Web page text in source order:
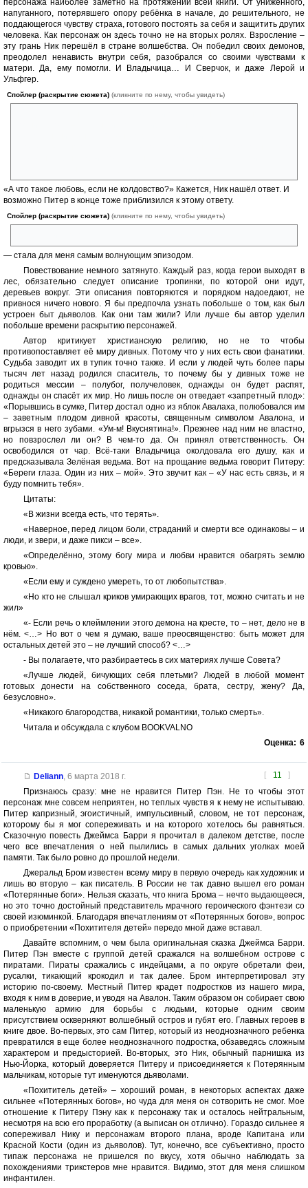
персонажа наиболее заметно на протяжении всей книги. От униженного,
напуганного, потерявшего опору ребёнка в начале, до решительного, не
поддающегося чувству страха, готового постоять за себя и защитить других
человека. Как персонаж он здесь точно не на вторых ролях. Взросление –
эту грань Ник перешёл в стране волшебства. Он победил своих демонов,
преодолел ненависть внутри себя, разобрался со своими чувствами к
матери. Да, ему помогли. И Владычица… И Сверчок, и даже Лерой и
Ульфгер.
Спойлер (раскрытие сюжета) (кликните по нему, чтобы увидеть)
«А что такое любовь, если не колдовство?» Кажется, Ник нашёл ответ. И
возможно Питер в конце тоже приблизился к этому ответу.
Спойлер (раскрытие сюжета) (кликните по нему, чтобы увидеть)
— стала для меня самым волнующим эпизодом.
Повествование немного затянуто. Каждый раз, когда герои выходят в
лес, обязательно следует описание тропинки, по которой они идут,
деревьев вокруг. Эти описания повторяются и порядком надоедают, не
привнося ничего нового. Я бы предпочла узнать побольше о том, как был
устроен быт дьяволов. Как они там жили? Или лучше бы автор уделил
побольше времени раскрытию персонажей.
Автор критикует христианскую религию, но не то чтобы
противопоставляет её миру дивных. Потому что у них есть свои фанатики.
Судьба заводит их в тупик точно также. И если у людей чуть более пары
тысяч лет назад родился спаситель, то почему бы у дивных тоже не
родиться мессии – полубог, получеловек, однажды он будет распят,
однажды он спасёт их мир. Но лишь после он отведает «запретный плод»:
«Порывшись в сумке, Питер достал одно из яблок Авалаха, полюбовался им
– заветным плодом дивной красоты, священным символом Авалона, и
вгрызся в него зубами. «Ум-м! Вкуснятина!». Прежнее над ним не властно,
но повзрослел ли он? В чем-то да. Он принял ответственность. Он
освободился от чар. Всё-таки Владычица околдовала его душу, как и
предсказывала Зелёная ведьма. Вот на прощание ведьма говорит Питеру:
«Береги глаза. Один из них – мой». Это звучит как – «У нас есть связь, и я
буду помнить тебя».
Цитаты:
«В жизни всегда есть, что терять».
«Наверное, перед лицом боли, страданий и смерти все одинаковы – и
люди, и звери, и даже пикси – все».
«Определённо, этому богу мира и любви нравится обагрять землю
кровью».
«Если ему и суждено умереть, то от любопытства».
«Но кто не слышал криков умирающих врагов, тот, можно считать и не
жил»
«- Если речь о клеймлении этого демона на кресте, то – нет, дело не в
нём. <…> Но вот о чем я думаю, ваше преосвященство: быть может для
остальных детей это – не лучший способ? <…>
- Вы полагаете, что разбираетесь в сих материях лучше Совета?
«Лучше людей, бичующих себя плетьми? Людей в любой момент
готовых донести на собственного соседа, брата, сестру, жену? Да,
безусловно».
«Никакого благородства, никакой романтики, только смерть».
Читала и обсуждала с клубом BOOKVALNO
Оценка: 6
[ 11 ]
Deliann, 6 марта 2018 г.
Признаюсь сразу: мне не нравится Питер Пэн. Не то чтобы этот
персонаж мне совсем неприятен, но теплых чувств я к нему не испытываю.
Питер капризный, эгоистичный, импульсивный, словом, не тот персонаж,
которому бы я мог сопереживать и на которого хотелось бы равняться.
Сказочную повесть Джеймса Барри я прочитал в далеком детстве, после
чего все впечатления о ней пылились в самых дальних уголках моей
памяти. Так было ровно до прошлой недели.
Джеральд Бром известен всему миру в первую очередь как художник и
лишь во вторую – как писатель. В России не так давно вышел его роман
«Потерянные боги». Нельзя сказать, что книга Брома – нечто выдающееся,
но это точно достойный представитель мрачного героического фэнтези со
своей изюминкой. Благодаря впечатлениям от «Потерянных богов», вопрос
о приобретении «Похитителя детей» передо мной даже вставал.
Давайте вспомним, о чем была оригинальная сказка Джеймса Барри.
Питер Пэн вместе с группой детей сражался на волшебном острове с
пиратами. Пираты сражались с индейцами, а по округе обретали феи,
русалки, тикающий крокодил и так далее. Бром интерпретировал эту
историю по-своему. Местный Питер крадет подростков из нашего мира,
входя к ним в доверие, и уводя на Авалон. Таким образом он собирает свою
маленькую армию для борьбы с людьми, которые одним своим
присутствием оскверняют волшебный остров и губят его. Главных героев в
книге двое. Во-первых, это сам Питер, который из неоднозначного ребенка
превратился в еще более неоднозначного подростка, обзаведясь сложным
характером и предысторией. Во-вторых, это Ник, обычный парнишка из
Нью-Йорка, который доверяется Питеру и присоединяется к Потерянным
мальчикам, которые тут именуются дьяволами.
«Похититель детей» – хороший роман, в некоторых аспектах даже
сильнее «Потерянных богов», но чуда для меня он сотворить не смог. Мое
отношение к Питеру Пэну как к персонажу так и осталось нейтральным,
несмотря на всю его проработку (а выписан он отлично). Гораздо сильнее я
сопереживал Нику и персонажам второго плана, вроде Капитана или
Красной Кости (один из дьяволов). Тут, конечно, все субъективно, просто
типаж персонажа не пришелся по вкусу, хотя обычно наблюдать за
похождениями трикстеров мне нравится. Видимо, этот для меня слишком
инфантилен.